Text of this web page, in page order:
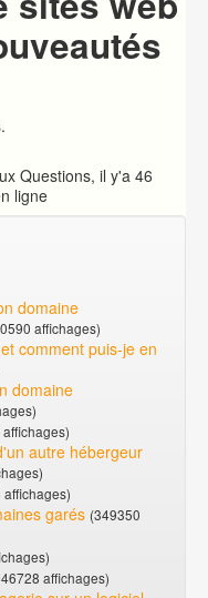
Questions, il y'a 46
ligne
domaine
affichages)
comment puis-je en
domaine
autre hébergeur
affichages)
garés (349350
affichages)